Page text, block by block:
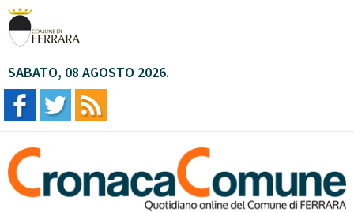
SABATO, 08 AGOSTO 2026.